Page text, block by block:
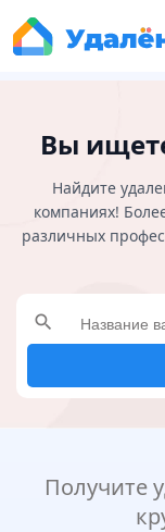
Вы
Найдите
компаниях!
различных
search
Получите